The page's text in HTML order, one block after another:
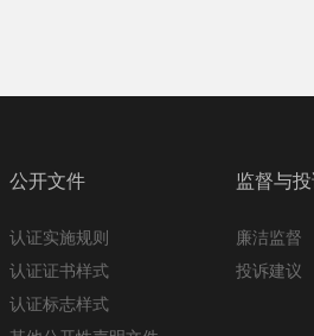
公开文件
认证实施规则
认证证书样式
认证标志样式
监督与
廉洁监督
投诉建议